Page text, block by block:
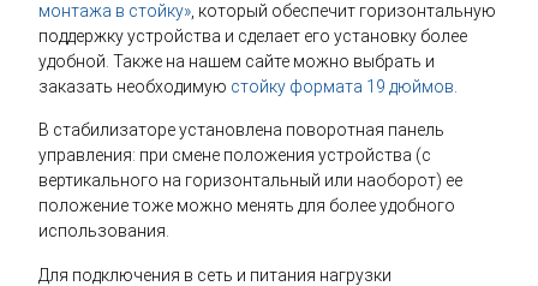
монтажа в стойку» , который обеспечит горизонтальную
поддержку устройства и сделает его установку более
удобной. Также на нашем сайте можно выбрать и
заказать необходимую стойку формата 19 дюймов
В стабилизаторе установлена поворотная панель
управления: при смене положения устройства (с
вертикального на горизонтальный или наоборот) ее
положение тоже можно менять для более удобного
использования.
Для подключения в сеть и питания нагрузки